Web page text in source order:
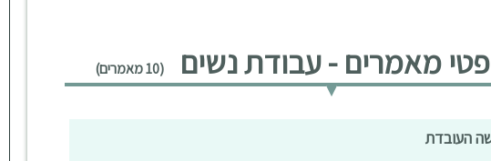
מאמרים - עבודת נשים (10 מאמרים)
העובדת